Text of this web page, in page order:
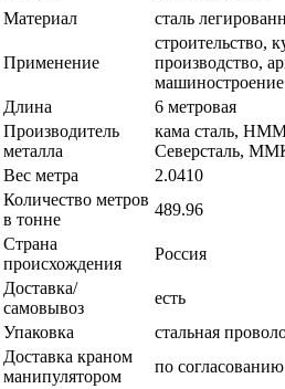
Материал
сталь
Применение
строительство,
производство,
машиностроение
Длина
6 метровая
Производитель
металла
кама сталь,
Северсталь,
Вес метра
2.0410
Количество метров
в тонне
489.96
Страна
происхождения
Россия
Доставка/
самовывоз
есть
Упаковка
стальная
Доставка краном
манипулятором
по согласованию